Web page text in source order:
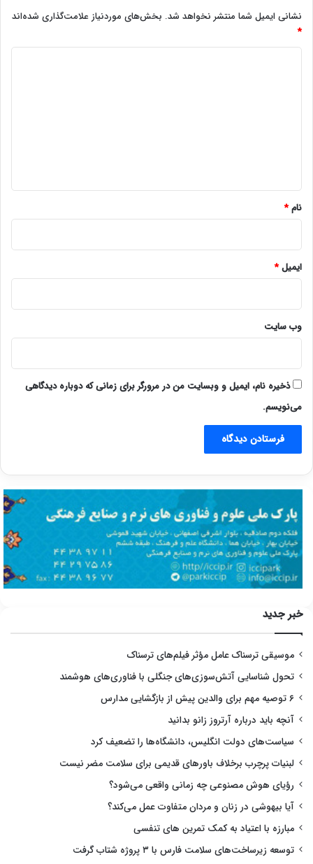
نشانی ایمیل شما منتشر نخواهد شد. بخش‌های موردنیاز علامت‌گذاری شده‌اند
*
نام*
ایمیل*
وب‌ سایت
ذخیره نام، ایمیل و وبسایت من در مرورگر برای زمانی که دوباره دیدگاهی
می‌نویسم.
خبر جدید
موسیقی ترسناک عامل مؤثر فیلم‌های ترسناک
تحول شناسایی آتش‌سوزی‌های جنگلی با فناوری‌های هوشمند
۶ توصیه مهم برای والدین پیش از بازگشایی مدارس
آنچه باید درباره آرتروز زانو بدانید
سیاست‌های دولت انگلیس، دانشگاه‌ها را تضعیف کرد
لبنیات پرچرب برخلاف باورهای قدیمی برای سلامت مضر نیست
رؤیای هوش مصنوعی چه زمانی واقعی می‌شود؟
آیا بیهوشی در زنان و مردان متفاوت عمل می‌کند؟
مبارزه با اعتیاد به کمک تمرین های تنفسی
توسعه زیرساخت‌های سلامت فارس با ۳ پروژه شتاب گرفت